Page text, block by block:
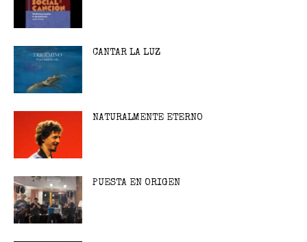
CANTAR LA LUZ
NATURALMENTE ETERNO
PUESTA EN ORIGEN